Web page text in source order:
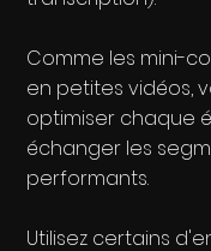
Comme les mini-
en petites vidéos,
optimiser chaque
échanger les
performants.
Utilisez certains